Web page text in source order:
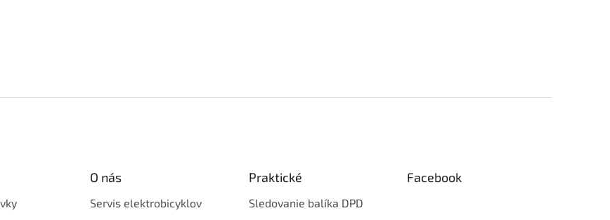
O nás
Servis elektrobicyklov
Praktické
Sledovanie balíka DPD
Facebook